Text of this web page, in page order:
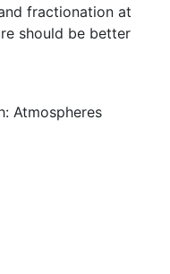
fractionation at
should be better
Atmospheres